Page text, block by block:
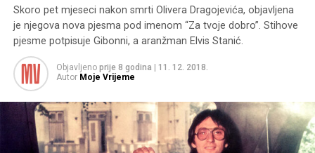
Skoro pet mjeseci nakon smrti Olivera Dragojevića, objavljena
je njegova nova pjesma pod imenom “Za tvoje dobro”. Stihove
pjesme potpisuje Gibonni, a aranžman Elvis Stanić.
Objavljeno prije 8 godina
11. 12. 2018.
Autor Moje Vrijeme